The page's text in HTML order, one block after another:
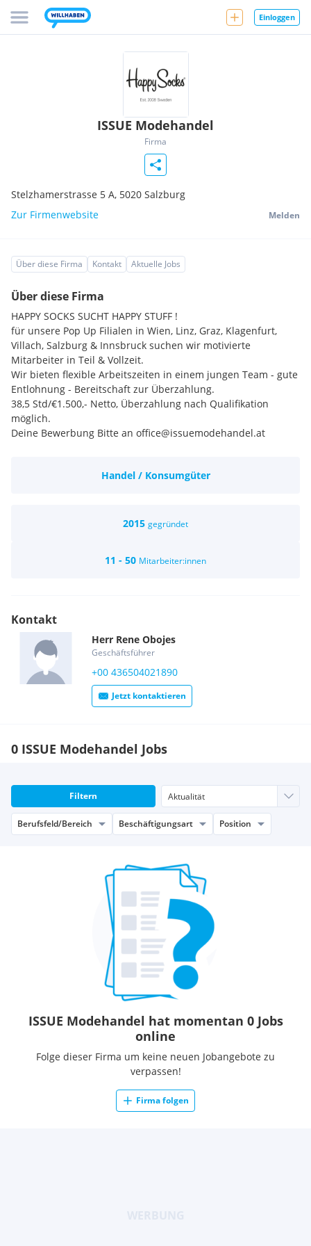
Einloggen
ISSUE Modehandel
Firma
Stelzhamerstrasse 5 A, 5020 Salzburg
Zur Firmenwebsite
Melden
Über diese Firma Kontakt Aktuelle Jobs
Über diese Firma
HAPPY SOCKS SUCHT HAPPY STUFF !
für unsere Pop Up Filialen in Wien, Linz, Graz, Klagenfurt,
Villach, Salzburg & Innsbruck suchen wir motivierte
Mitarbeiter in Teil & Vollzeit.
Wir bieten flexible Arbeitszeiten in einem jungen Team - gute
Entlohnung - Bereitschaft zur Überzahlung.
38,5 Std/€1.500,- Netto, Überzahlung nach Qualifikation
möglich.
Deine Bewerbung Bitte an office@issuemodehandel.at
Handel / Konsumgüter
2015 gegründet
11 - 50 Mitarbeiter:innen
Kontakt
Herr Rene Obojes
Geschäftsführer
+00 436504021890
Jetzt kontaktieren
0 ISSUE Modehandel Jobs
Filtern
Berufsfeld/Bereich Beschäftigungsart Position
ISSUE Modehandel hat momentan 0 Jobs
online
Folge dieser Firma um keine neuen Jobangebote zu
verpassen!
Firma folgen